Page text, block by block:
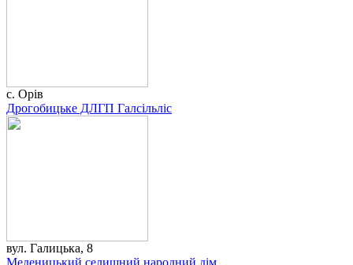
с. Орів
Дрогобицьке ДЛГП Галсільліс
вул. Галицька, 8
Меденицький селищний народний дім